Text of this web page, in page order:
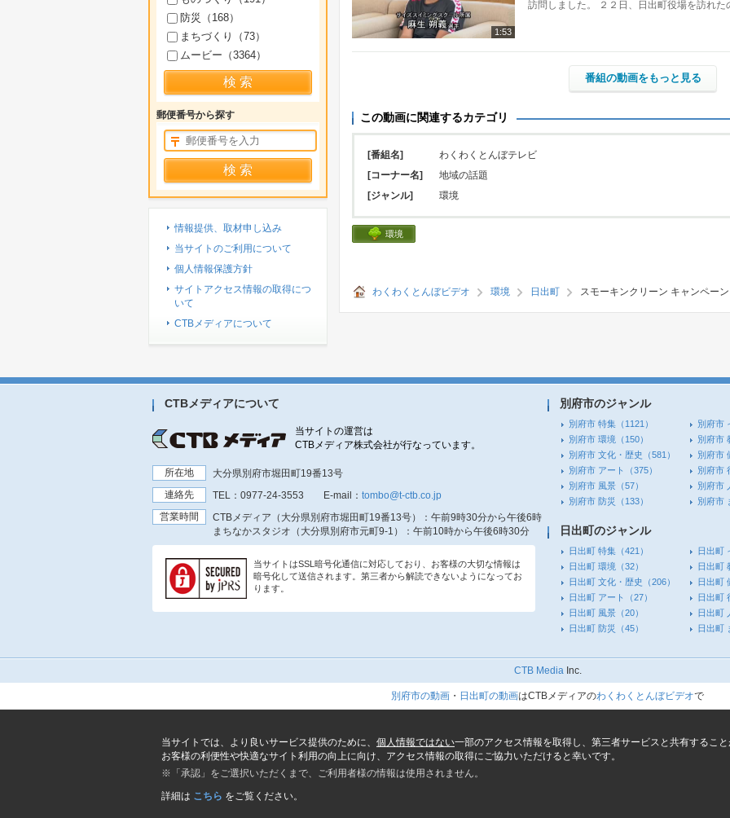
1:53
訪問しました。 ２２日、日出町役場を訪れ
番組の動画をもっと見る
この動画に関連するカテゴリ
[番組名]
わくわくとんぼテレビ
[コーナー名]
地域の話題
[ジャンル]
環境
環境
わくわくとんぼビデオ 環境 日出町 スモーキンクリーン キャンペーン
防災（ 168）
まちづくり（73）
ムービー（3364）
郵便番号から探す
情報提供、取材申し込み
当サイトのご利用について
個人情報保護方針
サイトアクセス情報の取得につ
いて
CTBメディアについて
CTBメディアについて
当サイトの運営は
CTBメディア株式会社が行なっています。
所在地
大分県別府市堀田町19番13号
連絡先
TEL： 0977-24-3553 E-mail： tombo@t-ctb.co.jp
営業時間
CTBメディア（大分県別府市堀田町19番13号）
：午前9時30分から午後6時
まちなかスタジオ（大分県別府市元町9-1）
：午前10時から午後6時30分
当サイトはSSL暗号化通信に対応しており、お客様の大切な情報は
暗号化して送信されます。第三者から解読できないようになってお
ります。
別府市のジャンル
別府市 特集 （1121） 別府市
別府市 環境 （150） 別府市
別府市 文化・歴史 （581） 別府市
別府市 アート
（375） 別府市
別府市 風景 （57） 別府市
別府市 防災
（133） 別府市
日出町のジャンル
日出町 特集 （421） 日出町
日出町 環境 （32） 日出町
日出町 文化・歴史 （206） 日出町
日出町 アート
（27） 日出町
日出町 風景 （20） 日出町
日出町 防災
（45） 日出町
CTB MediaInc.
別府市の動画 ・ 日出町の動画はCTBメディアのわくわくとんぼビデオで
当サイトでは、より良いサービス提供のために、 個人情報ではない一部のアクセス情報を取得し、第三者サービスと共有すること
お客様の利便性や快適なサイト利用の向上に向け、アクセス情報の取得にご協力いただけると幸いです。
※「承認」をご選択いただくまで、ご利用者様の情報は使用されません。
詳細は こちら をご覧ください。